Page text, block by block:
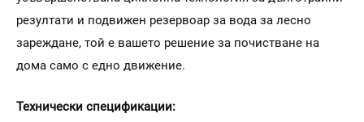
резултати и подвижен резервоар за вода за лесно
зареждане, той е вашето решение за почистване на
дома само с едно движение.
Технически спецификации: